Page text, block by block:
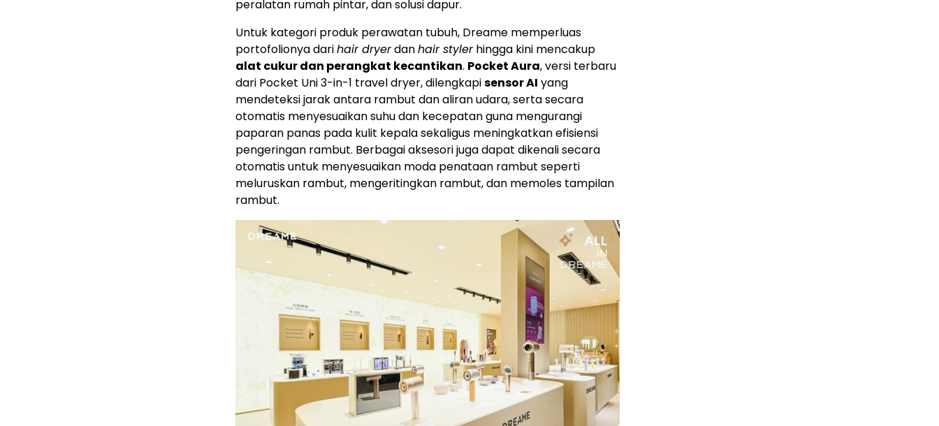
peralatan rumah pintar, dan solusi dapur.
Untuk kategori produk perawatan tubuh, Dreame memperluas
portofolionya darihair dryerdanhair stylerhingga kini mencakup
alat cukur dan perangkat kecantikan. Pocket Aura, versi terbaru
dari Pocket Uni 3-in-1 travel dryer, dilengkapisensor AI yang
mendeteksi jarak antara rambut dan aliran udara, serta secara
otomatis menyesuaikan suhu dan kecepatan guna mengurangi
paparan panas pada kulit kepala sekaligus meningkatkan efisiensi
pengeringan rambut. Berbagai aksesori juga dapat dikenali secara
otomatis untuk menyesuaikan moda penataan rambut seperti
meluruskan rambut, mengeritingkan rambut, dan memoles tampilan
rambut.